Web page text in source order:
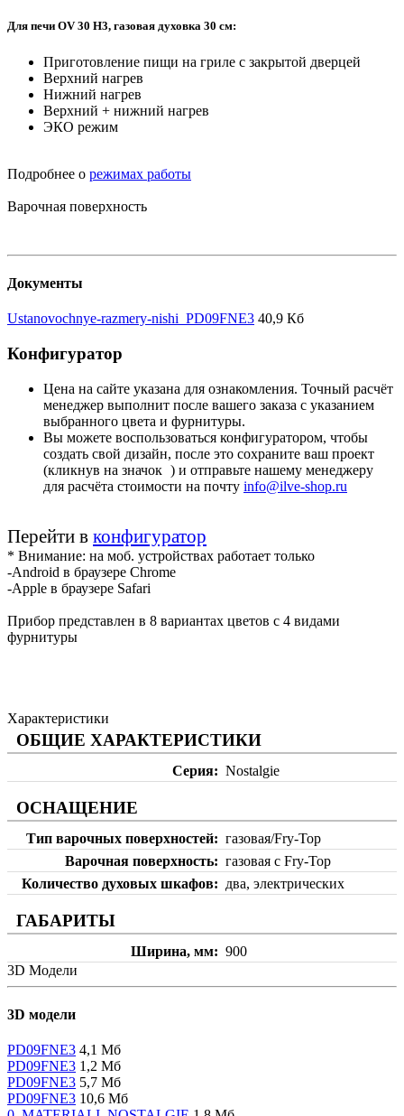
Для печи OV 30 H3, газовая духовка 30 см:
Приготовление пищи на гриле с закрытой дверцей
Верхний нагрев
Нижний нагрев
Верхний + нижний нагрев
ЭКО режим
Подробнее о режимах работы
Варочная поверхность
Документы
Ustanovochnye-razmery-nishi_PD09FNE3 40,9 Кб
Конфигуратор
Цена на сайте указана для ознакомления. Точный расчёт
менеджер выполнит после вашего заказа с указанием
выбранного цвета и фурнитуры.
Вы можете воспользоваться конфигуратором, чтобы
создать свой дизайн, после это сохраните ваш проект
(кликнув на значок ) и отправьте нашему менеджеру
для расчёта стоимости на почту info@ilve-shop.ru
Перейти в конфигуратор
* Внимание: на моб. устройствах работает только
-Android в браузере Chrome
-Apple в браузере Safari
Прибор представлен в 8 вариантах цветов с 4 видами
фурнитуры
Характеристики
ОБЩИЕ ХАРАКТЕРИСТИКИ
Серия Nostalgie
ОСНАЩЕНИЕ
Тип варочных поверхностей
газовая/Fry-Top
Варочная поверхность
газовая с Fry-Top
Количество духовых шкафов
два, электрических
ГАБАРИТЫ
Ширина, мм
900
3D Модели
3D модели
PD09FNE3 4,1 Мб
PD09FNE3 1,2 Мб
PD09FNE3 5,7 Мб
PD09FNE3 10,6 Мб